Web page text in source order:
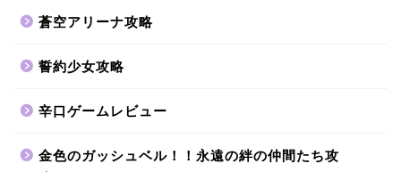
蒼空アリーナ攻略
誓約少女攻略
辛口ゲームレビュー
金色のガッシュベル！！永遠の絆の仲間たち攻